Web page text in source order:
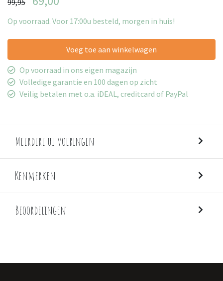
99,95
Op voorraad. Voor 17:00u besteld, morgen in huis!
Voeg toe aan winkelwagen
Op voorraad in ons eigen magazijn
Volledige garantie en 100 dagen op zicht
Veilig betalen met o.a. iDEAL, creditcard of PayPal
Meerdere uitvoeringen
Kenmerken
Beoordelingen